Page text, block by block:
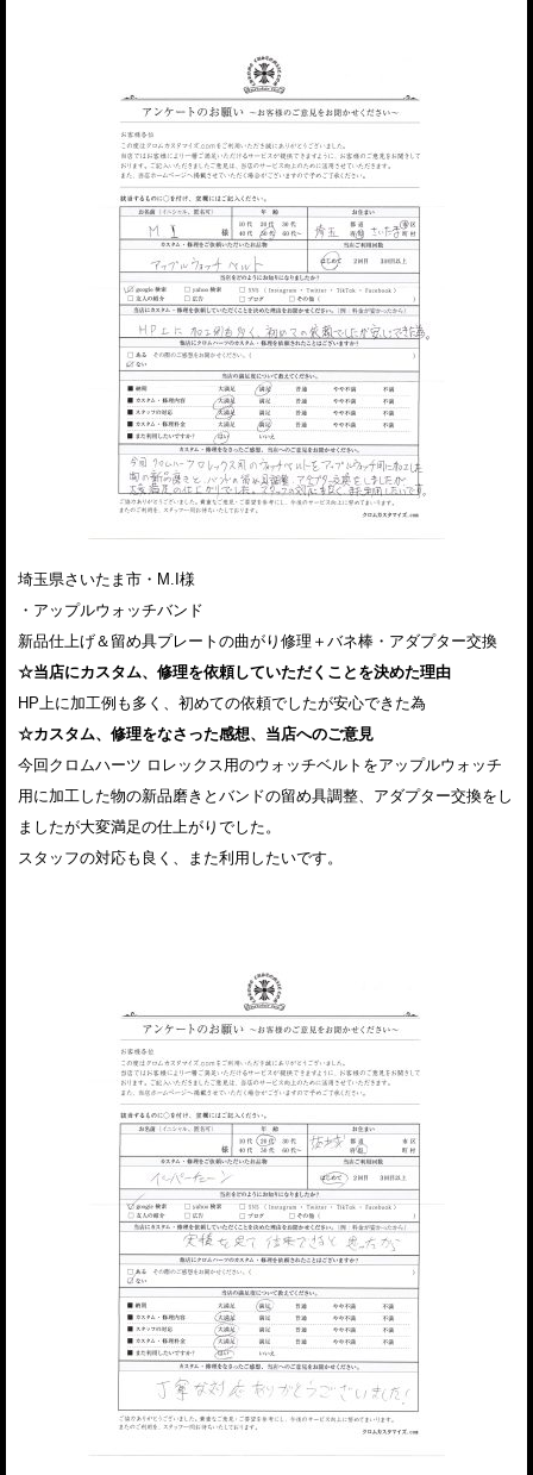
埼玉県さいたま市・M.I様
・アップルウォッチバンド
新品仕上げ＆留め具プレートの曲がり修理＋バネ棒・アダプター交換
☆当店にカスタム、修理を依頼していただくことを決めた理由
HP上に加工例も多く、初めての依頼でしたが安心できた為
☆カスタム、修理をなさった感想、当店へのご意見
今回クロムハーツ ロレックス用のウォッチベルトをアップルウォッチ
用に加工した物の新品磨きとバンドの留め具調整、アダプター交換をし
ましたが大変満足の仕上がりでした。
スタッフの対応も良く、また利用したいです。